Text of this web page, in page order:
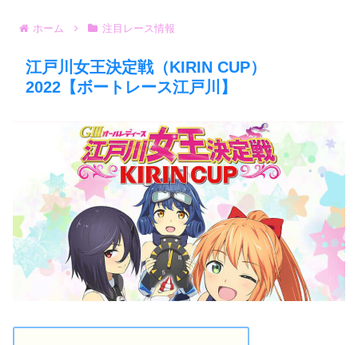
ホーム 注目レース情報
江戸川女王決定戦（KIRIN CUP）
2022【ボートレース江戸川】